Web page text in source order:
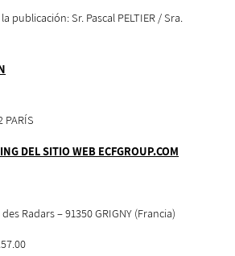
publicación: Sr. Pascal PELTIER / Sra.
PARÍS
DEL SITIO WEB ECFGROUP.COM
Radars – 91350 GRIGNY (Francia)